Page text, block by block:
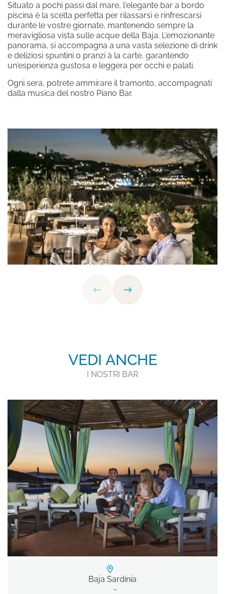
Situato a pochi passi dal mare, l'elegante bar a bordo
piscina è la scelta perfetta per rilassarsi e rinfrescarsi
durante le vostre giornate, mantenendo sempre la
meravigliosa vista sulle acque della Baja. L'emozionante
panorama, si accompagna a una vasta selezione di drink
e deliziosi spuntini o pranzi à la carte, garantendo
un'esperienza gustosa e leggera per occhi e palati.
Ogni sera, potrete ammirare il tramonto, accompagnati
dalla musica del nostro Piano Bar.
VEDI ANCHE
I NOSTRI BAR
Baja Sardinia